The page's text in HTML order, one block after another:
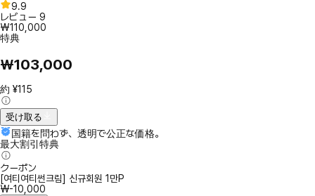
9.9
レビュー 9
₩110,000
特典
₩103,000
約 ¥115
受け取る
国籍を問わず、透明で公正な価格。
最大割引特典
クーポン
[여티여티썬크림] 신규회원 1만P
₩-10,000